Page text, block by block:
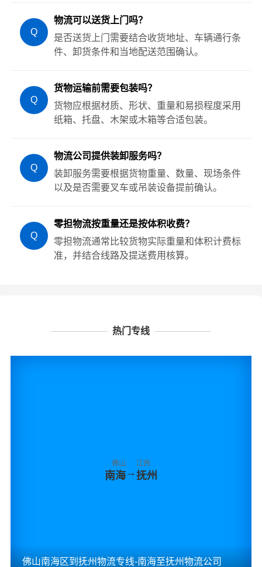
Q
物流可以送货上门吗？
是否送货上门需要结合收货地址、车辆通行条
件、卸货条件和当地配送范围确认。
Q
货物运输前需要包装吗？
货物应根据材质、形状、重量和易损程度采用
纸箱、托盘、木架或木箱等合适包装。
Q
物流公司提供装卸服务吗？
装卸服务需要根据货物重量、数量、现场条件
以及是否需要叉车或吊装设备提前确认。
Q
零担物流按重量还是按体积收费？
零担物流通常比较货物实际重量和体积计费标
准，并结合线路及提送费用核算。
热门专线
佛山
南海→
江西
抚州
佛山南海区到抚州物流专线-南海至抚州物流公司